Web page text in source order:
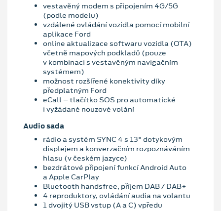
vestavěný modem s připojením 4G/5G
(podle modelu)
vzdálené ovládání vozidla pomocí mobilní
aplikace Ford
online aktualizace softwaru vozidla (OTA)
včetně mapových podkladů (pouze
v kombinaci s vestavěným navigačním
systémem)
možnost rozšířené konektivity díky
předplatným Ford
eCall – tlačítko SOS pro automatické
i vyžádané nouzové volání
Audio sada
rádio a systém SYNC 4 s 13" dotykovým
displejem a konverzačním rozpoznáváním
hlasu (v českém jazyce)
bezdrátové připojení funkcí Android Auto
a Apple CarPlay
Bluetooth handsfree, příjem DAB / DAB+
4 reproduktory, ovládání audia na volantu
1 dvojitý USB vstup (A a C) vpředu